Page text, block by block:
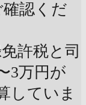
認くだ
許税と司
3万円が
していま